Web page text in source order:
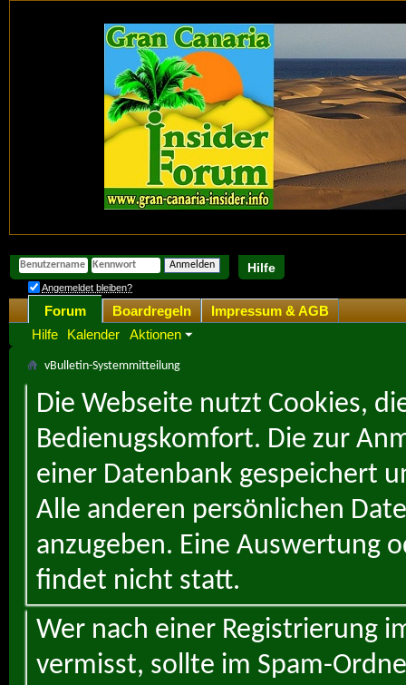
Hilfe
Angemeldet bleiben?
Forum
Hilfe
Kalender Aktionen
Boardregeln Impressum & AGB
vBulletin-Systemmitteilung
Die Webseite nutzt Cookies,
Bedienugskomfort. Die zur
einer Datenbank gespeichert
Alle anderen persönlichen
anzugeben. Eine Auswertung
findet nicht statt.
Wer nach einer Registrierung
vermisst, sollte im Spam-